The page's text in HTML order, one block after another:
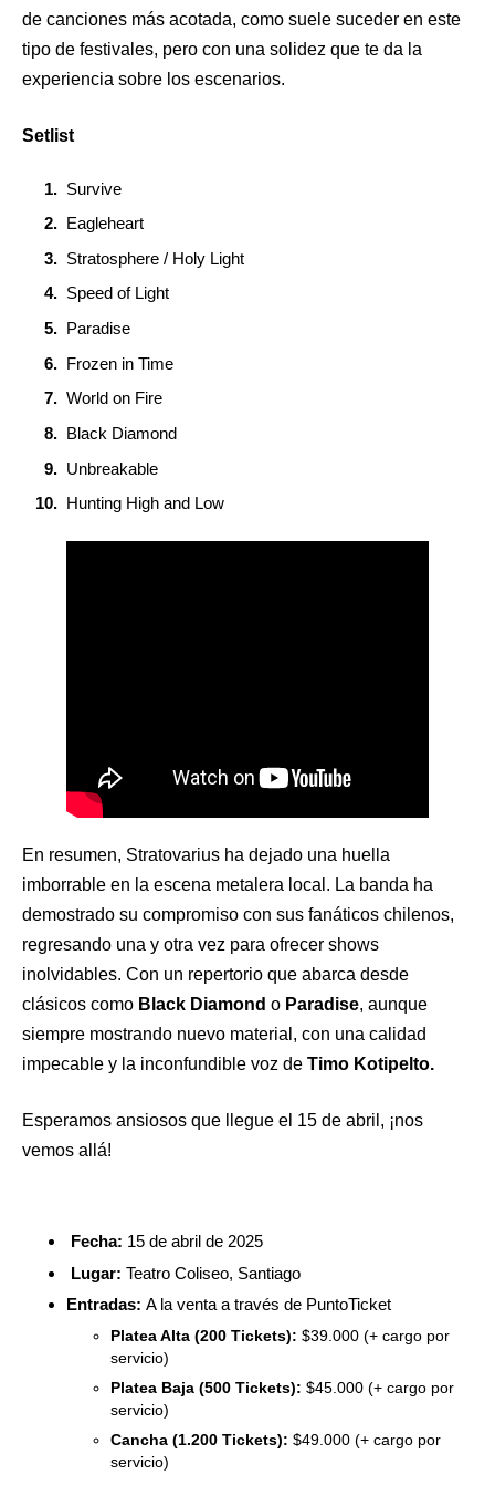
de canciones más acotada, como suele suceder en este
tipo de festivales, pero con una solidez que te da la
experiencia sobre los escenarios.
Setlist
Survive
Eagleheart
Stratosphere / Holy Light
Speed of Light
Paradise
Frozen in Time
World on Fire
Black Diamond
Unbreakable
Hunting High and Low
En resumen, Stratovarius ha dejado una huella
imborrable en la escena metalera local. La banda ha
demostrado su compromiso con sus fanáticos chilenos,
regresando una y otra vez para ofrecer shows
inolvidables. Con un repertorio que abarca desde
clásicos como Black Diamond o Paradise, aunque
siempre mostrando nuevo material, con una calidad
impecable y la inconfundible voz de Timo Kotipelto.
Esperamos ansiosos que llegue el 15 de abril, ¡nos
vemos allá!
Fecha: 15 de abril de 2025
Lugar: Teatro Coliseo, Santiago
Entradas: A la venta a través de PuntoTicket
Platea Alta (200 Tickets): $39.000 (+ cargo por
servicio)
Platea Baja (500 Tickets): $45.000 (+ cargo por
servicio)
Cancha (1.200 Tickets): $49.000 (+ cargo por
servicio)